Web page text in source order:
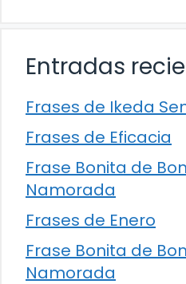
Entradas
Frases de Ikeda
Frases de Eficacia
Frase Bonita de
Namorada
Frases de Enero
Frase Bonita de
Namorada